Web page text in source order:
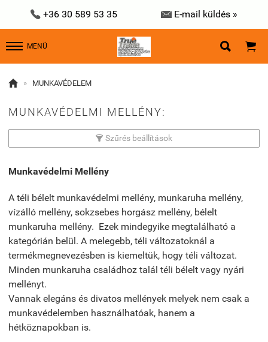
 +36 30 589 53 35  E-mail küldés »
MENÜ  
 » MUNKAVÉDELEM
MUNKAVÉDELMI MELLÉNY:
 Szűrés beállítások
Munkavédelmi Mellény
A téli bélelt munkavédelmi mellény, munkaruha mellény,
vízálló mellény, sokzsebes horgász mellény, bélelt
munkaruha mellény. Ezek mindegyike megtalálható a
kategórián belül. A melegebb, téli változatoknál a
termékmegnevezésben is kiemeltük, hogy téli változat.
Minden munkaruha családhoz talál téli bélelt vagy nyári
mellényt.
Vannak elegáns és divatos mellények melyek nem csak a
munkavédelemben használhatóak, hanem a
hétköznapokban is.